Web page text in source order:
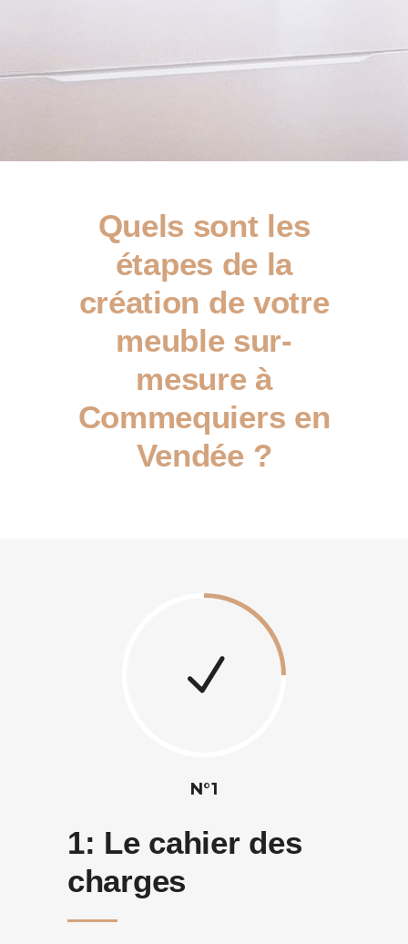
Quels sont les
étapes de la
création de votre
meuble sur-
mesure à
Commequiers en
Vendée ?
N°1
1: Le cahier des
charges